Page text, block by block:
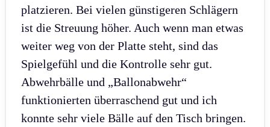
platzieren. Bei vielen günstigeren Schlägern
ist die Streuung höher. Auch wenn man etwas
weiter weg von der Platte steht, sind das
Spielgefühl und die Kontrolle sehr gut.
Abwehrbälle und „Ballonabwehr“
funktionierten überraschend gut und ich
konnte sehr viele Bälle auf den Tisch bringen.